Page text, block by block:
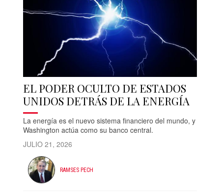
EL PODER OCULTO DE ESTADOS
UNIDOS DETRÁS DE LA ENERGÍA
La energía es el nuevo sistema financiero del mundo, y
Washington actúa como su banco central.
JULIO 21, 2026
RAMSES PECH